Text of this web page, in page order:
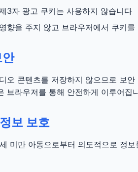
3자 광고 쿠키는 사용하지 않습니다
향을 주지 않고 브라우저에서 쿠키
오 콘텐츠를 저장하지 않으므로 보
브라우저를 통해 안전하게 이루어집
보 보호
미만 아동으로부터 의도적으로 정